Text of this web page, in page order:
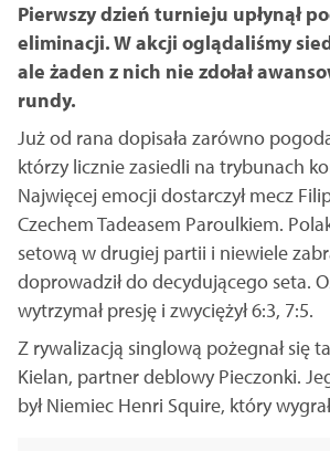
Pierwszy dzień turnieju upłynął
eliminacji. W akcji oglądaliśmy
ale żaden z nich nie zdołał
rundy.
Już od rana dopisała zarówno
którzy licznie zasiedli na trybunach
Najwięcej emocji dostarczył mecz
Czechem Tadeasem Paroulkiem.
setową w drugiej partii i niewiele
doprowadził do decydującego seta.
wytrzymał presję i zwyciężył 6:3, 7:5.
Z rywalizacją singlową pożegnał się
Kielan, partner deblowy Pieczonki.
był Niemiec Henri Squire, który